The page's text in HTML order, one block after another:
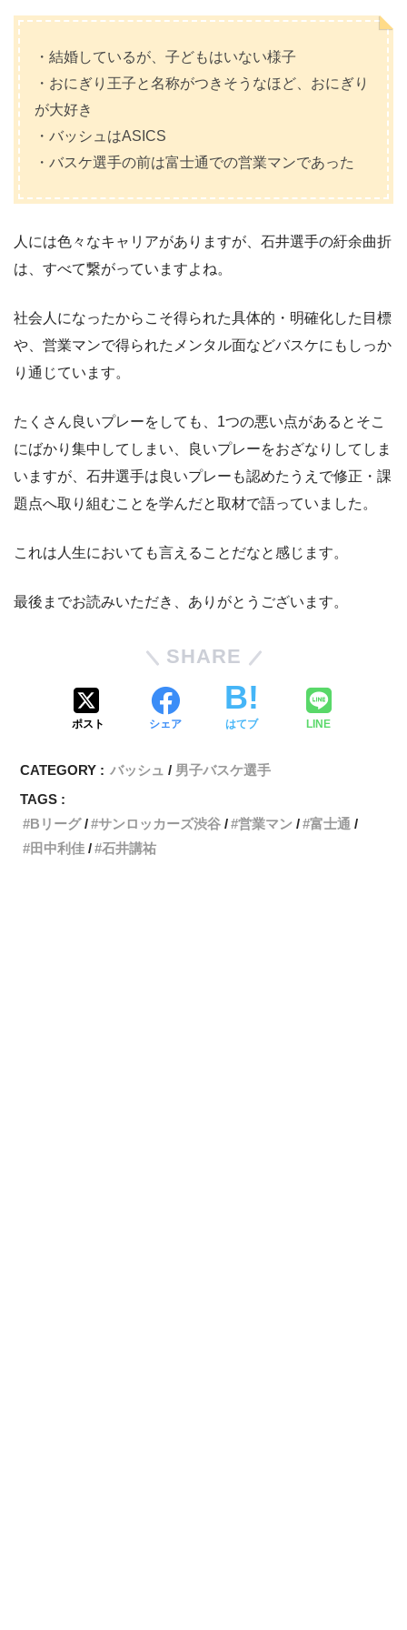
・結婚しているが、子どもはいない様子
・おにぎり王子と名称がつきそうなほど、おにぎり
が大好き
・バッシュはASICS
・バスケ選手の前は富士通での営業マンであった
人には色々なキャリアがありますが、石井選手の紆余曲折
は、すべて繋がっていますよね。
社会人になったからこそ得られた具体的・明確化した目標
や、営業マンで得られたメンタル面などバスケにもしっか
り通じています。
たくさん良いプレーをしても、1つの悪い点があるとそこ
にばかり集中してしまい、良いプレーをおざなりしてしま
いますが、石井選手は良いプレーも認めたうえで修正・課
題点へ取り組むことを学んだと取材で語っていました。
これは人生においても言えることだなと感じます。
最後までお読みいただき、ありがとうございます。
SHARE
ポスト シェア はてブ LINE
CATEGORY : バッシュ
男子バスケ選手
TAGS :
Bリーグ
サンロッカーズ渋谷 営業マン
富士通
田中利佳
石井講祐